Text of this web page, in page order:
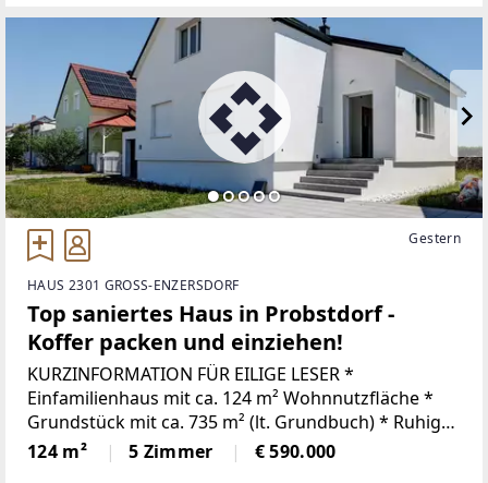
Gestern
HAUS 2301 GROSS-ENZERSDORF
Top saniertes Haus in Probstdorf -
Koffer packen und einziehen!
KURZINFORMATION FÜR EILIGE LESER *
Einfamilienhaus mit ca. 124 m² Wohnnutzfläche *
Grundstück mit ca. 735 m² (lt. Grundbuch) * Ruhige
Wohnlage in Probstdorf * Erdgeschoss mit
großzügiger Wohnküche, Wohnzimmer und
124 m² 5 Zimmer € 590.000